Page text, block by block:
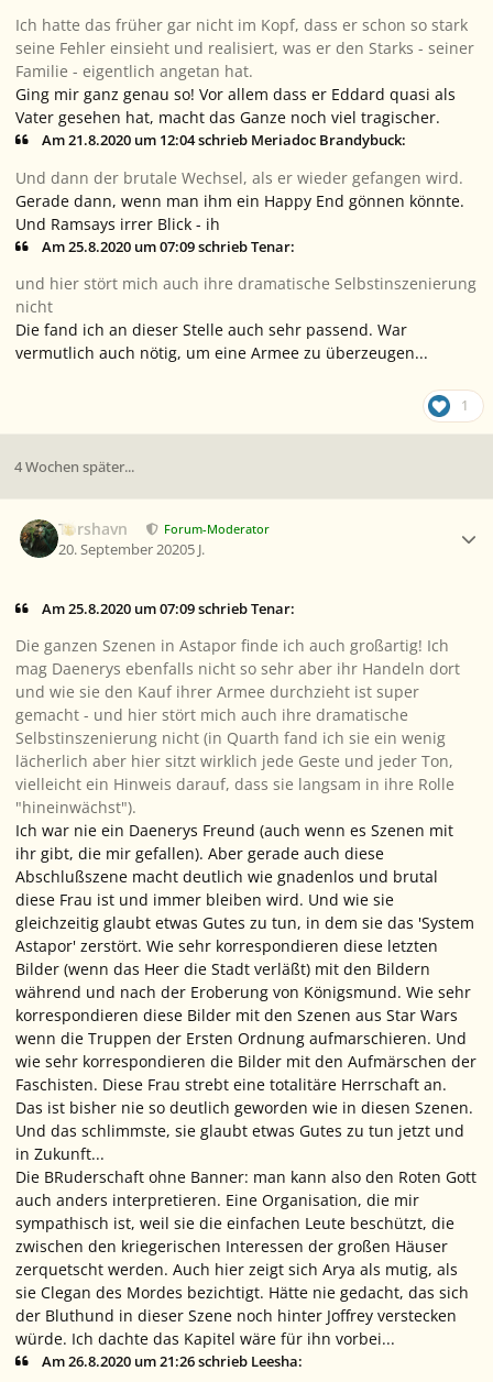
Ich hatte das früher gar nicht im Kopf, dass er schon so stark
seine Fehler einsieht und realisiert, was er den Starks - seiner
Familie - eigentlich angetan hat.
Ging mir ganz genau so! Vor allem dass er Eddard quasi als
Vater gesehen hat, macht das Ganze noch viel tragischer.
Am 21.8.2020 um 12:04 schrieb Meriadoc Brandybuck:
Und dann der brutale Wechsel, als er wieder gefangen wird.
Gerade dann, wenn man ihm ein Happy End gönnen könnte.
Und Ramsays irrer Blick - ih
Am 25.8.2020 um 07:09 schrieb Tenar:
und hier stört mich auch ihre dramatische Selbstinszenierung
nicht
Die fand ich an dieser Stelle auch sehr passend. War
vermutlich auch nötig, um eine Armee zu überzeugen...
1
4 Wochen später...
Torshavn Forum-Moderator
20. September 20205 J.
Am 25.8.2020 um 07:09 schrieb Tenar:
Die ganzen Szenen in Astapor finde ich auch großartig! Ich
mag Daenerys ebenfalls nicht so sehr aber ihr Handeln dort
und wie sie den Kauf ihrer Armee durchzieht ist super
gemacht - und hier stört mich auch ihre dramatische
Selbstinszenierung nicht (in Quarth fand ich sie ein wenig
lächerlich aber hier sitzt wirklich jede Geste und jeder Ton,
vielleicht ein Hinweis darauf, dass sie langsam in ihre Rolle
"hineinwächst").
Ich war nie ein Daenerys Freund (auch wenn es Szenen mit
ihr gibt, die mir gefallen). Aber gerade auch diese
Abschlußszene macht deutlich wie gnadenlos und brutal
diese Frau ist und immer bleiben wird. Und wie sie
gleichzeitig glaubt etwas Gutes zu tun, in dem sie das 'System
Astapor' zerstört. Wie sehr korrespondieren diese letzten
Bilder (wenn das Heer die Stadt verläßt) mit den Bildern
während und nach der Eroberung von Königsmund. Wie sehr
korrespondieren diese Bilder mit den Szenen aus Star Wars
wenn die Truppen der Ersten Ordnung aufmarschieren. Und
wie sehr korrespondieren die Bilder mit den Aufmärschen der
Faschisten. Diese Frau strebt eine totalitäre Herrschaft an.
Das ist bisher nie so deutlich geworden wie in diesen Szenen.
Und das schlimmste, sie glaubt etwas Gutes zu tun jetzt und
in Zukunft...
Die BRuderschaft ohne Banner: man kann also den Roten Gott
auch anders interpretieren. Eine Organisation, die mir
sympathisch ist, weil sie die einfachen Leute beschützt, die
zwischen den kriegerischen Interessen der großen Häuser
zerquetscht werden. Auch hier zeigt sich Arya als mutig, als
sie Clegan des Mordes bezichtigt. Hätte nie gedacht, das sich
der Bluthund in dieser Szene noch hinter Joffrey verstecken
würde. Ich dachte das Kapitel wäre für ihn vorbei...
Am 26.8.2020 um 21:26 schrieb Leesha: